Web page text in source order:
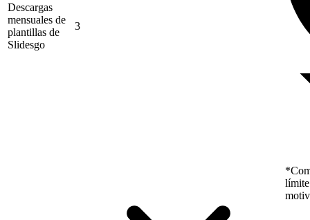
Descargas
mensuales de
plantillas de
Slidesgo
3
límite